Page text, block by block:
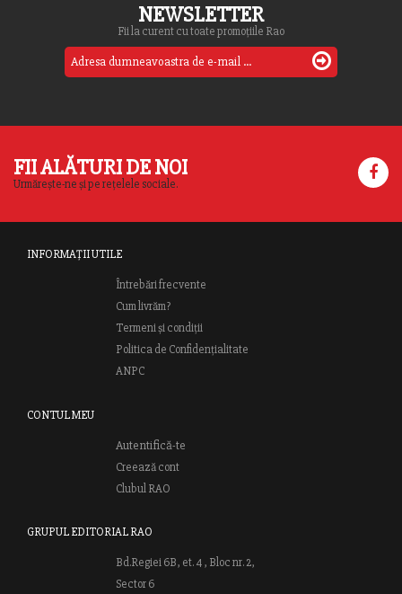
NEWSLETTER
Fii la curent cu toate promoțiile Rao
FII ALĂTURI DE NOI
Urmărește-ne și pe rețelele sociale.
INFORMAȚII UTILE
Întrebări frecvente
Cum livrăm?
Termeni și condiții
Politica de Confidențialitate
ANPC
CONTUL MEU
Autentifică-te
Creează cont
Clubul RAO
GRUPUL EDITORIAL RAO
Bd.Regiei 6B, et. 4 , Bloc nr. 2,
Sector 6